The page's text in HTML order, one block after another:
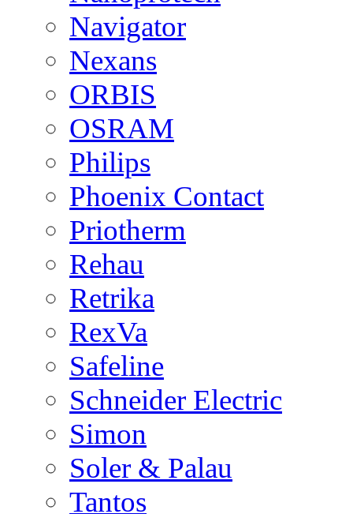
Navigator
Nexans
ORBIS
OSRAM
Philips
Phoenix Contact
Priotherm
Rehau
Retrika
RexVa
Safeline
Schneider Electric
Simon
Soler & Palau
Tantos